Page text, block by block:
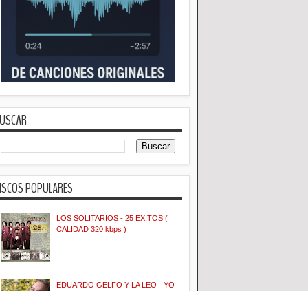
POPULARES
LOS SOLITARIOS - 25 EXITOS (
CALIDAD 320 kbps )
EDUARDO GELFO Y LA LEO - YO